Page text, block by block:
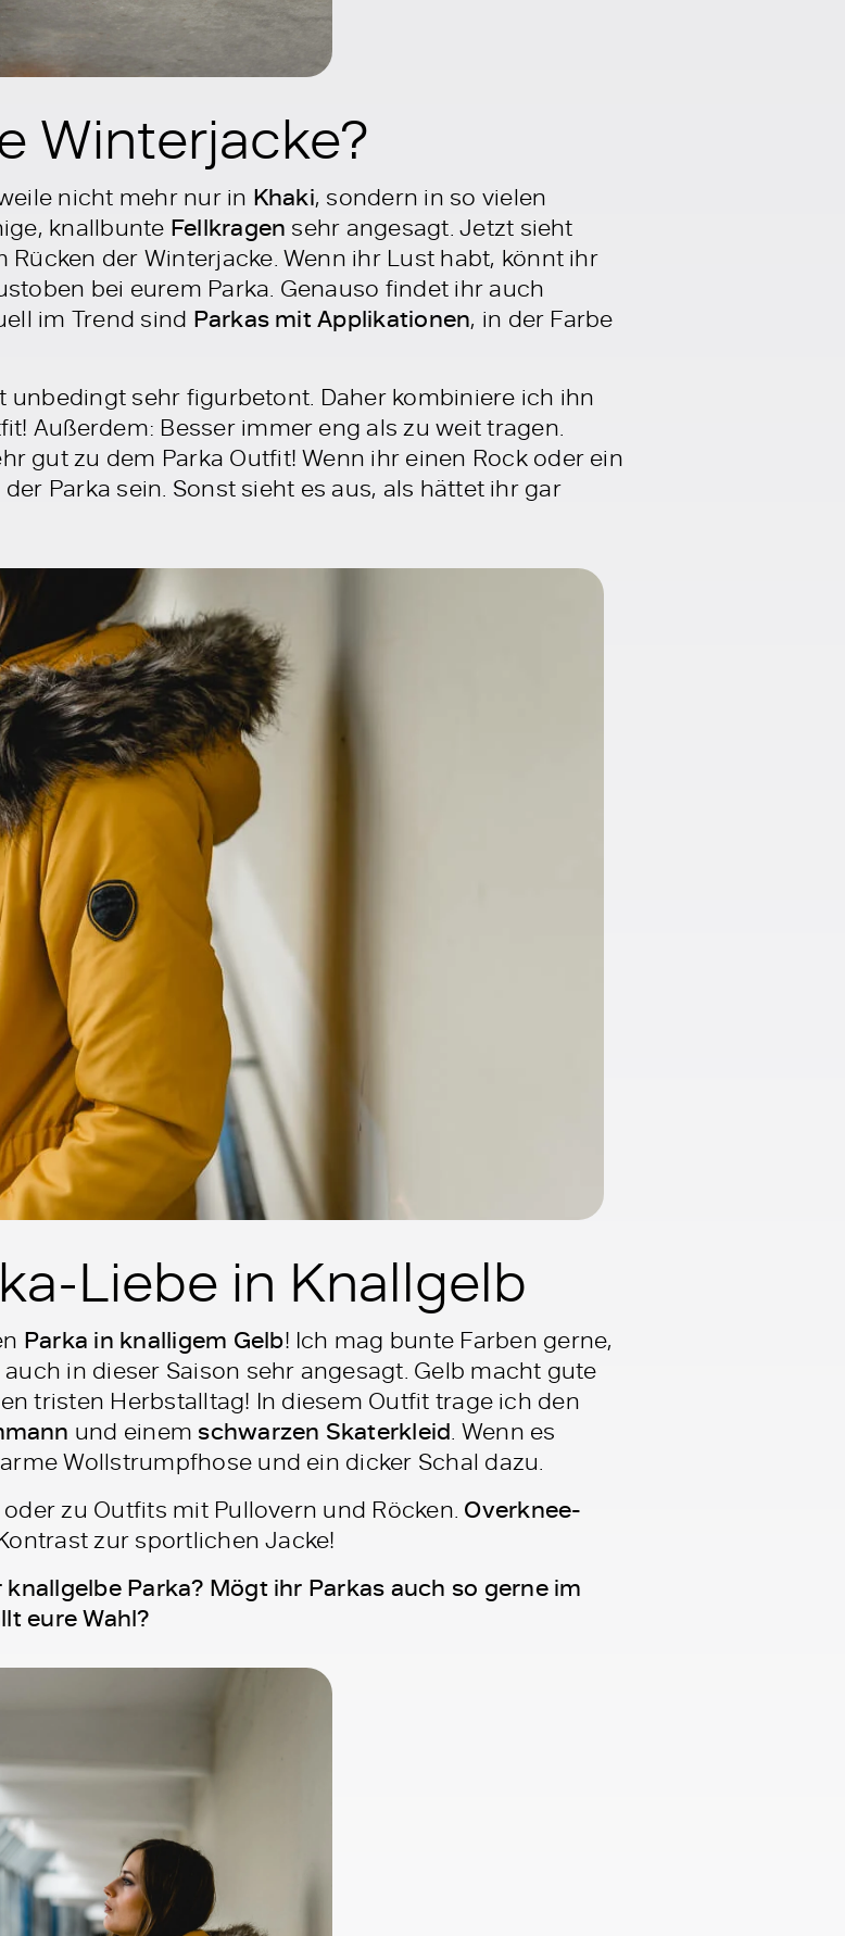
Winterjacke?
nicht mehr nur in Khaki, sondern in so vielen
knallbunte Fellkragen sehr angesagt. Jetzt sieht
der Winterjacke. Wenn ihr Lust habt, könnt ihr
bei eurem Parka. Genauso findet ihr auch
im Trend sind Parkas mit Applikationen, in der Farbe
unbedingt sehr figurbetont. Daher kombiniere ich ihn
Außerdem: Besser immer eng als zu weit tragen.
gut zu dem Parka Outfit! Wenn ihr einen Rock oder ein
Parka sein. Sonst sieht es aus, als hättet ihr gar
Liebe in Knallgelb
Parka in knalligem Gelb! Ich mag bunte Farben gerne,
in dieser Saison sehr angesagt. Gelb macht gute
tristen Herbstalltag! In diesem Outfit trage ich den
und einem schwarzen Skaterkleid . Wenn es
Wollstrumpfhose und ein dicker Schal dazu.
zu Outfits mit Pullovern und Röcken. Overknee-
zur sportlichen Jacke!
Parka? Mögt ihr Parkas auch so gerne im
eure Wahl?